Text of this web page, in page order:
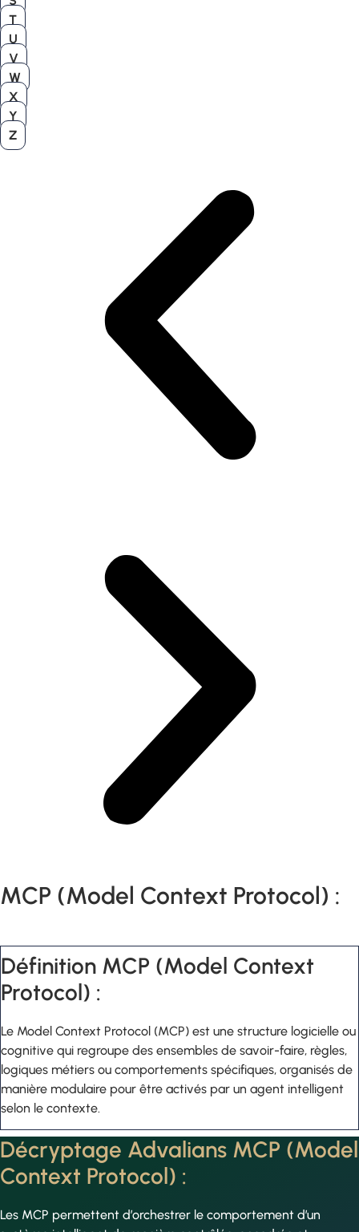
T
U
V
W
X
Y
Z
MCP (Model Context Protocol) :
Définition MCP (Model Context
Protocol) :
Le Model Context Protocol (MCP) est une structure logicielle ou
cognitive qui regroupe des ensembles de savoir-faire, règles,
logiques métiers ou comportements spécifiques, organisés de
manière modulaire pour être activés par un agent intelligent
selon le contexte.
Décryptage Advalians MCP (Model
Context Protocol) :
Les MCP permettent d’orchestrer le comportement d’un